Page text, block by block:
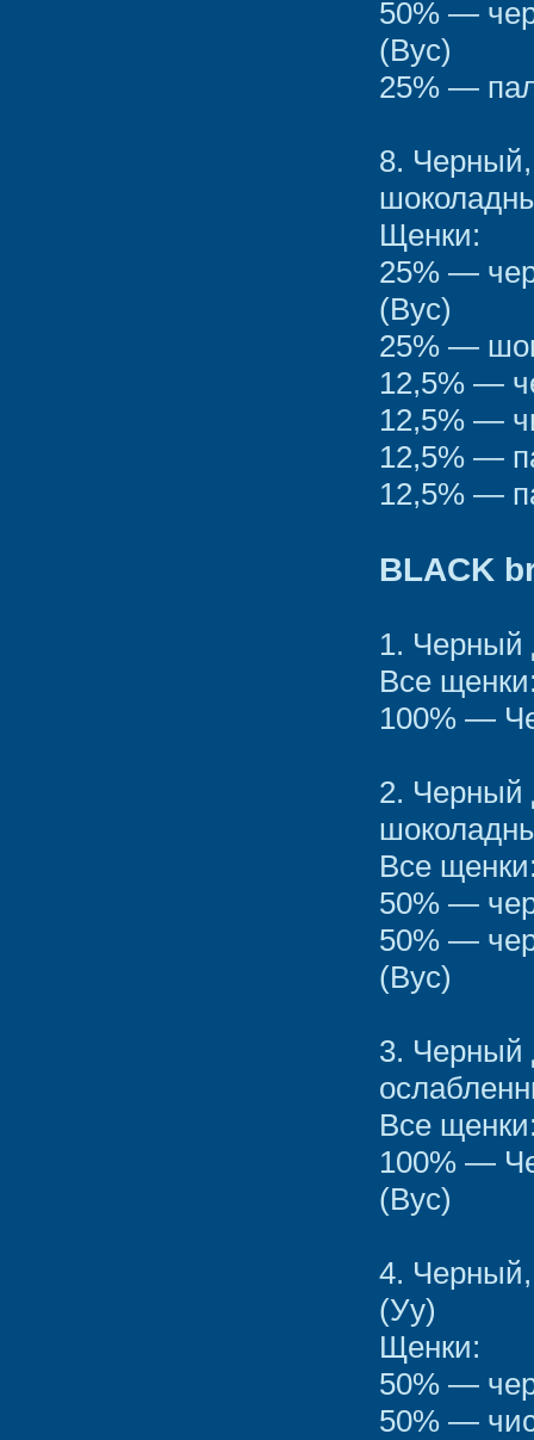
50% —
(Вус)
25% —
8.
Щенки:
25% —
(Вус)
25% —
12,5% —
12,5% —
12,5% —
12,5% —
BLACK
1.
Все
100% —
2. Черный
Все
50% —
50% —
(Вус)
3. Черный
Все
100% —
(Вус)
4.
(Уу)
Щенки:
50% —
50% —